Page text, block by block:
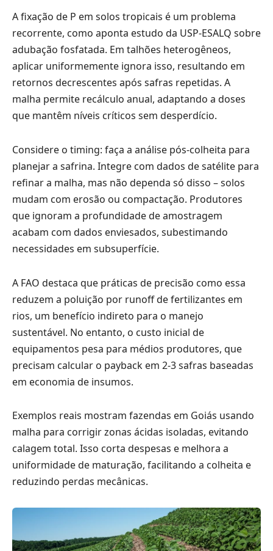
A fixação de P em solos tropicais é um problema
recorrente, como aponta estudo da USP-ESALQ sobre
adubação fosfatada. Em talhões heterogêneos,
aplicar uniformemente ignora isso, resultando em
retornos decrescentes após safras repetidas. A
malha permite recálculo anual, adaptando a doses
que mantêm níveis críticos sem desperdício.
Considere o timing: faça a análise pós-colheita para
planejar a safrina. Integre com dados de satélite para
refinar a malha, mas não dependa só disso – solos
mudam com erosão ou compactação. Produtores
que ignoram a profundidade de amostragem
acabam com dados enviesados, subestimando
necessidades em subsuperfície.
A FAO destaca que práticas de precisão como essa
reduzem a poluição por runoff de fertilizantes em
rios, um benefício indireto para o manejo
sustentável. No entanto, o custo inicial de
equipamentos pesa para médios produtores, que
precisam calcular o payback em 2-3 safras baseadas
em economia de insumos.
Exemplos reais mostram fazendas em Goiás usando
malha para corrigir zonas ácidas isoladas, evitando
calagem total. Isso corta despesas e melhora a
uniformidade de maturação, facilitando a colheita e
reduzindo perdas mecânicas.